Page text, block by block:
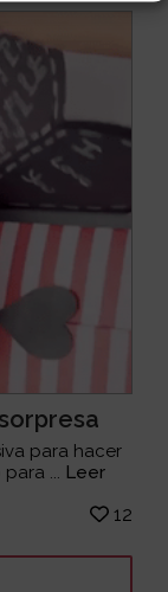
para hacer
... Leer
12